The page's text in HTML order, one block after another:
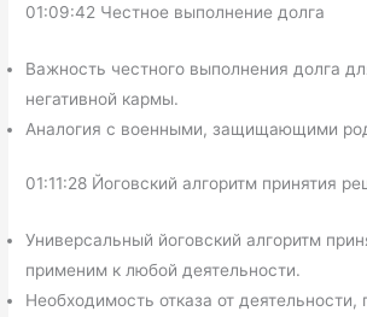
01:09:42 Честное выполнение долга
Важность честного выполнения долга
негативной кармы.
Аналогия с военными, защищающими
01:11:28 Йоговский алгоритм принятия
Универсальный йоговский алгоритм
применим к любой деятельности.
Необходимость отказа от